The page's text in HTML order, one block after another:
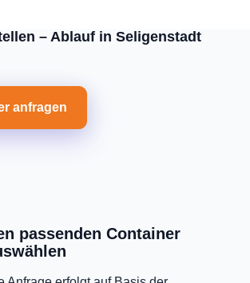
– Ablauf in Seligenstadt
anfragen
passenden Container